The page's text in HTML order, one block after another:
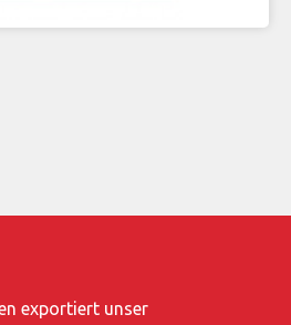
exportiert unser